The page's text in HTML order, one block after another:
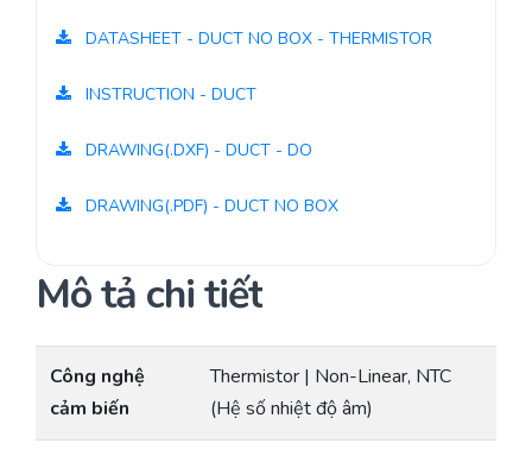
DATASHEET - DUCT NO BOX - THERMISTOR
INSTRUCTION - DUCT
DRAWING(.DXF) - DUCT - DO
DRAWING(.PDF) - DUCT NO BOX
Mô tả chi tiết
Công nghệ
cảm biến
Thermistor | Non-Linear, NTC
(Hệ số nhiệt độ âm)